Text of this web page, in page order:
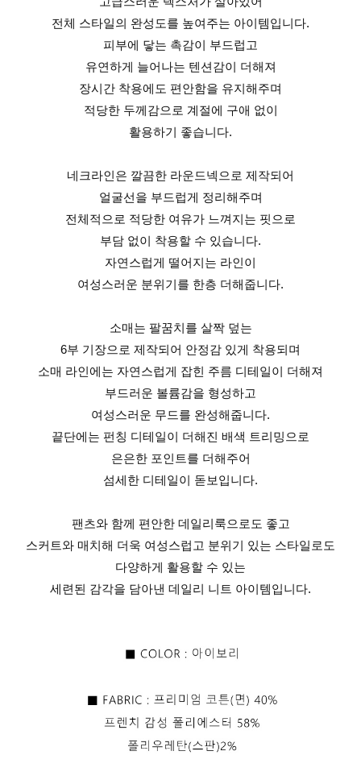
전체 스타일의 완성도를 높여주는 아이템입니다.
피부에 닿는 촉감이 부드럽고
유연하게 늘어나는 텐션감이 더해져
장시간 착용에도 편안함을 유지해주며
적당한 두께감으로 계절에 구애 없이
활용하기 좋습니다.
네크라인은 깔끔한 라운드넥으로 제작되어
얼굴선을 부드럽게 정리해주며
전체적으로 적당한 여유가 느껴지는 핏으로
부담 없이 착용할 수 있습니다.
자연스럽게 떨어지는 라인이
여성스러운 분위기를 한층 더해줍니다.
소매는 팔꿈치를 살짝 덮는
6부 기장으로 제작되어 안정감 있게 착용되며
소매 라인에는 자연스럽게 잡힌 주름 디테일이 더해져
부드러운 볼륨감을 형성하고
여성스러운 무드를 완성해줍니다.
끝단에는 펀칭 디테일이 더해진 배색 트리밍으로
은은한 포인트를 더해주어
섬세한 디테일이 돋보입니다.
팬츠와 함께 편안한 데일리룩으로도 좋고
스커트와 매치해 더욱 여성스럽고 분위기 있는 스타일로도
다양하게 활용할 수 있는